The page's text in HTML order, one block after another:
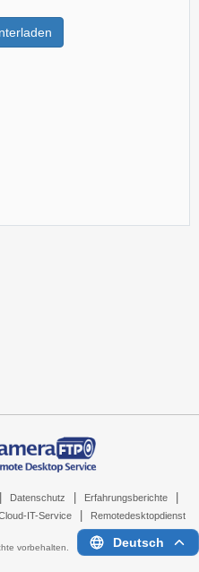
Datenschutz Erfahrungsberichte
IT-Service Remotedesktopdienst
vorbehalten. Deutsch